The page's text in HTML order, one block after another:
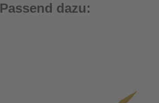
Passend dazu: